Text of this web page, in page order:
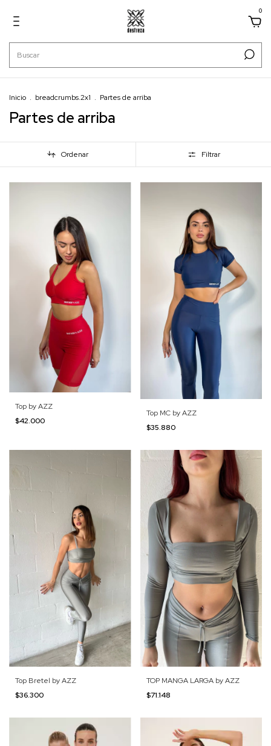
0
Inicio . breadcrumbs.2x1 . Partes de arriba
Partes de arriba
Ordenar Filtrar
Top by AZZ
$42.000
Top MC by AZZ
$35.880
Top Bretel by AZZ
$36.300
TOP MANGA LARGA by AZZ
$71.148